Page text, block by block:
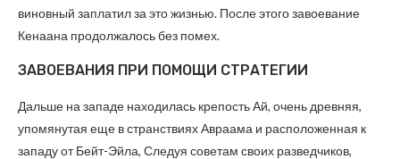
виновный заплатил за это жизнью. После этого завоевание
Кенаана продолжалось без помех.
ЗАВОЕВАНИЯ ПРИ ПОМОЩИ СТРАТЕГИИ
Дальше на западе находилась крепость Ай, очень древняя,
упомянутая еще в странствиях Авраама и расположенная к
западу от Бейт-Эйла, Следуя советам своих разведчиков,